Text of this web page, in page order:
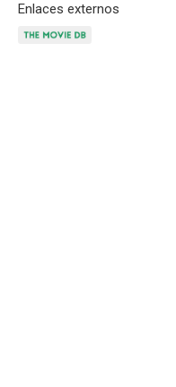
Enlaces externos